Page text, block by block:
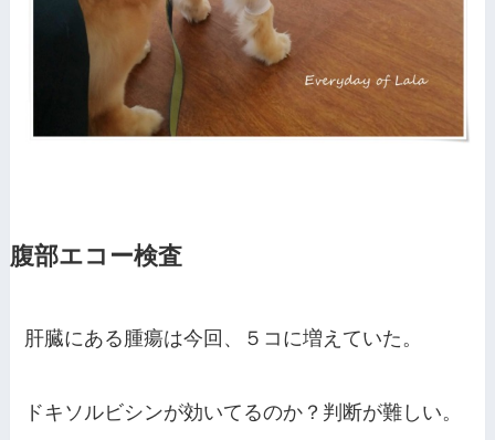
腹部エコー検査
肝臓にある腫瘍は今回、５コに増えていた。
ドキソルビシンが効いてるのか？判断が難しい。